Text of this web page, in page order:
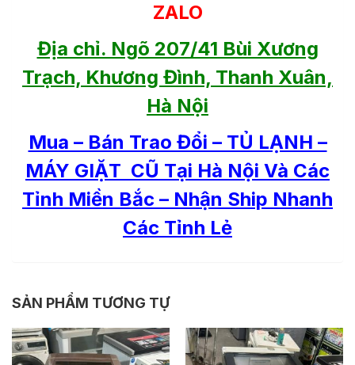
ZALO
Địa chỉ. Ngõ 207/41 Bùi Xương
Trạch, Khương Đình, Thanh Xuân,
Hà Nội
Mua – Bán Trao Đổi – TỦ LẠNH –
MÁY GIẶT CŨ Tại Hà Nội Và Các
Tỉnh Miền Bắc – Nhận Ship Nhanh
Các Tỉnh Lẻ
SẢN PHẨM TƯƠNG TỰ